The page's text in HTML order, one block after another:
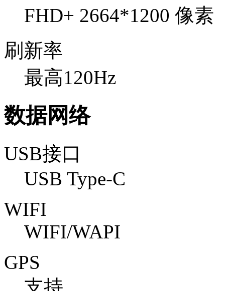
FHD+ 2664*1200 像素
刷新率
最高120Hz
数据网络
USB接口
USB Type-C
WIFI
WIFI/WAPI
GPS
支持